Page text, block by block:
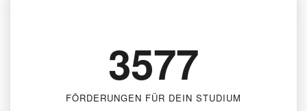
3577
FÖRDERUNGEN FÜR DEIN STUDIUM